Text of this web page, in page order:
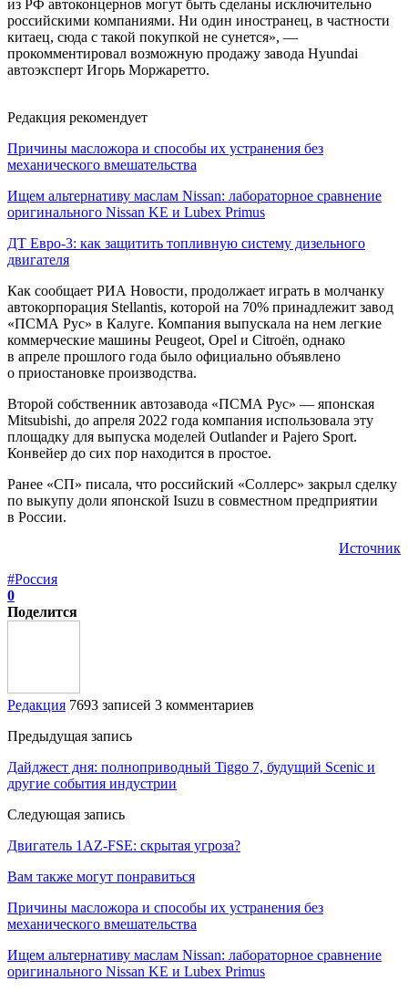
из РФ автоконцернов могут быть сделаны исключительно
российскими компаниями. Ни один иностранец, в частности
китаец, сюда с такой покупкой не сунется», —
прокомментировал возможную продажу завода Hyundai
автоэксперт Игорь Моржаретто.
Редакция рекомендует
Причины масложора и способы их устранения без
механического вмешательства
Ищем альтернативу маслам Nissan: лабораторное сравнение
оригинального Nissan KE и Lubex Primus
ДТ Евро-3: как защитить топливную систему дизельного
двигателя
Как сообщает РИА Новости, продолжает играть в молчанку
автокорпорация Stellantis, которой на 70% принадлежит завод
«ПСМА Рус» в Калуге. Компания выпускала на нем легкие
коммерческие машины Peugeot, Opel и Citroёn, однако
в апреле прошлого года было официально объявлено
о приостановке производства.
Второй собственник автозавода «ПСМА Рус» — японская
Mitsubishi, до апреля 2022 года компания использовала эту
площадку для выпуска моделей Outlander и Pajero Sport.
Конвейер до сих пор находится в простое.
Ранее «СП» писала, что российский «Соллерс» закрыл сделку
по выкупу доли японской Isuzu в совместном предприятии
в России.
Источник
#Россия
0
Поделится
Редакция 7693 записей 3 комментариев
Предыдущая запись
Дайджест дня: полноприводный Tiggo 7, будущий Scenic и
другие события индустрии
Следующая запись
Двигатель 1AZ-FSE: скрытая угроза?
Вам также могут понравиться
Причины масложора и способы их устранения без
механического вмешательства
Ищем альтернативу маслам Nissan: лабораторное сравнение
оригинального Nissan KE и Lubex Primus